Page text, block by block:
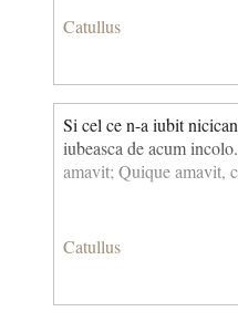
Catullus
Si cel ce n-a iubit
iubeasca de acum
amavit; Quique amavit,
Catullus